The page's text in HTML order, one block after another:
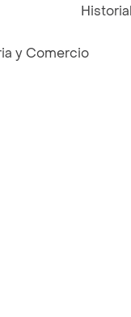
y Comercio